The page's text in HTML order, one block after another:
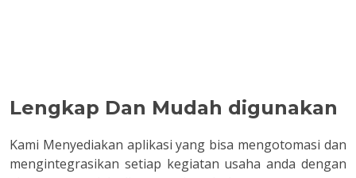
Lengkap Dan Mudah digunakan
Kami Menyediakan aplikasi yang bisa mengotomasi dan
mengintegrasikan setiap kegiatan usaha anda dengan